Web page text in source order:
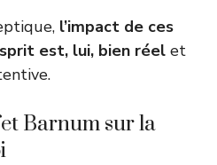
l’impact de ces
est, lui, bien réel et
Barnum sur la